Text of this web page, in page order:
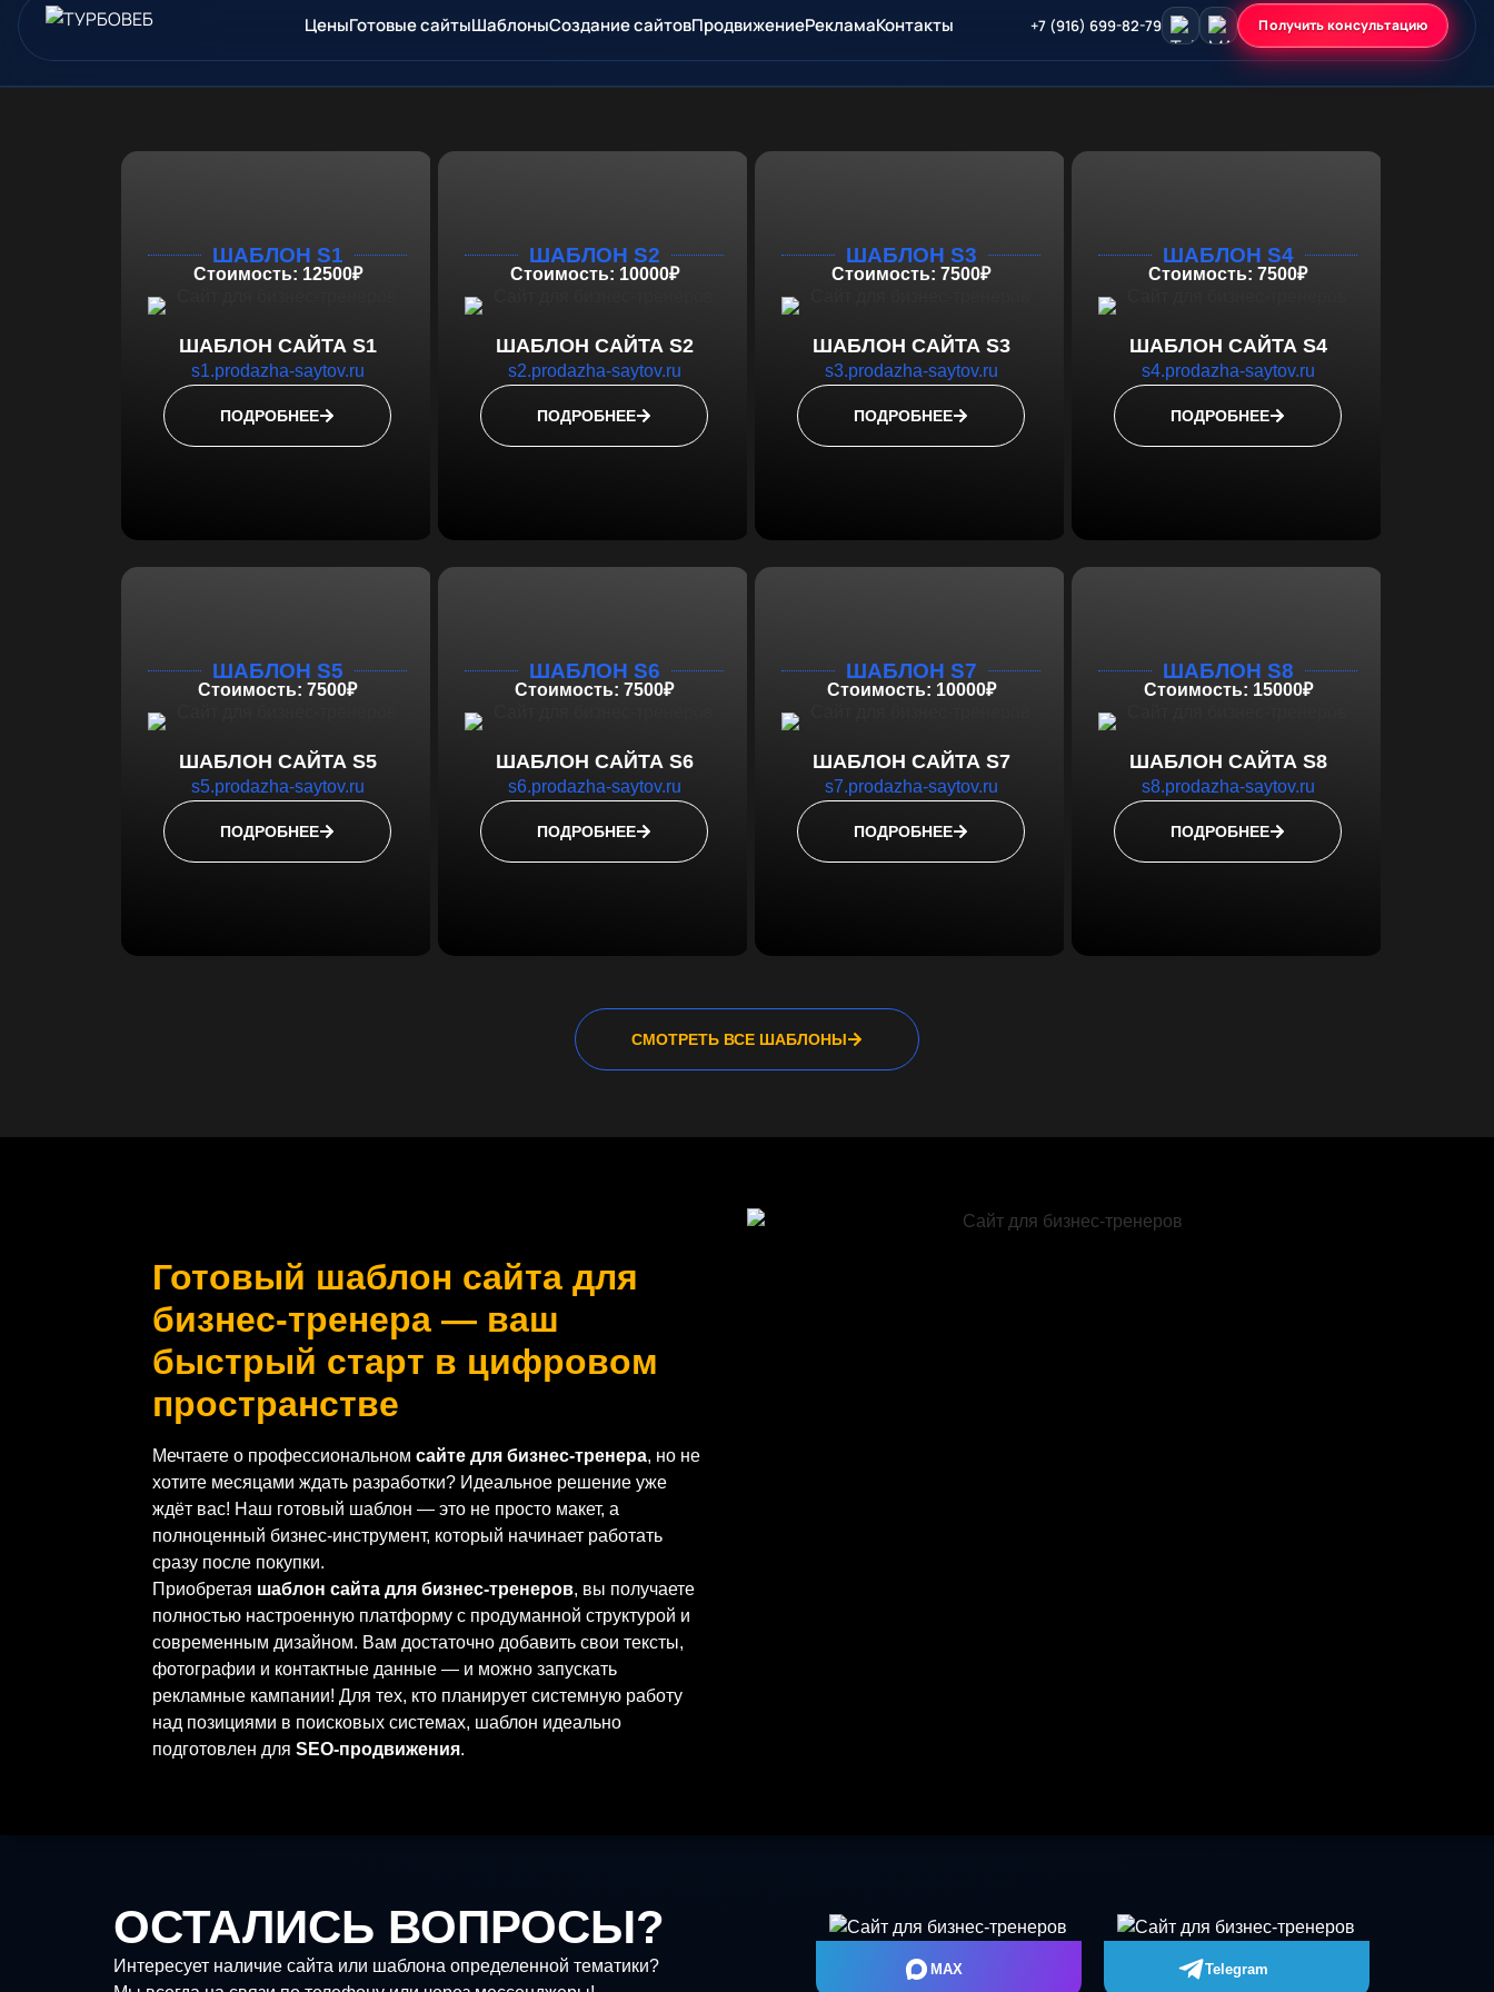
ШАБЛОН S1
Стоимость: 12500₽
ШАБЛОН САЙТА S1
s1.prodazha-saytov.ru
ПОДРОБНЕЕ
ШАБЛОН S2
Стоимость: 10000₽
ШАБЛОН САЙТА S2
s2.prodazha-saytov.ru
ПОДРОБНЕЕ
ШАБЛОН S3
Стоимость: 7500₽
ШАБЛОН САЙТА S3
s3.prodazha-saytov.ru
ПОДРОБНЕЕ
ШАБЛОН S4
Стоимость: 7500₽
ШАБЛОН САЙТА S4
s4.prodazha-saytov.ru
ПОДРОБНЕЕ
ШАБЛОН S5
Стоимость: 7500₽
ШАБЛОН САЙТА S5
s5.prodazha-saytov.ru
ПОДРОБНЕЕ
ШАБЛОН S6
Стоимость: 7500₽
ШАБЛОН САЙТА S6
s6.prodazha-saytov.ru
ПОДРОБНЕЕ
ШАБЛОН S7
Стоимость: 10000₽
ШАБЛОН САЙТА S7
s7.prodazha-saytov.ru
ПОДРОБНЕЕ
ШАБЛОН S8
Стоимость: 15000₽
ШАБЛОН САЙТА S8
s8.prodazha-saytov.ru
ПОДРОБНЕЕ
СМОТРЕТЬ ВСЕ ШАБЛОНЫ
Готовый шаблон сайта для
бизнес-тренера — ваш
быстрый старт в цифровом
пространстве
Мечтаете о профессиональном сайте для бизнес-тренера, но не
хотите месяцами ждать разработки? Идеальное решение уже
ждёт вас! Наш готовый шаблон — это не просто макет, а
полноценный бизнес-инструмент, который начинает работать
сразу после покупки.
Приобретая шаблон сайта для бизнес-тренеров, вы получаете
полностью настроенную платформу с продуманной структурой и
современным дизайном. Вам достаточно добавить свои тексты,
фотографии и контактные данные — и можно запускать
рекламные кампании! Для тех, кто планирует системную работу
над позициями в поисковых системах, шаблон идеально
подготовлен для SEO-продвижения.
программного обеспечения, что обеспечивает стабильную и
безопасную работу вашего будущего ресурса. Это не просто
набор страниц, а тщательно продуманная бизнес-платформа на
ОСТАЛИСЬ ВОПРОСЫ?
Интересует наличие сайта или шаблона определенной тематики?
MAX Telegram
ЦеныГотовые сайтыШаблоныСоздание сайтовПродвижениеРекламаКонтакты +7 (916) 699-82-79 Получить консультацию